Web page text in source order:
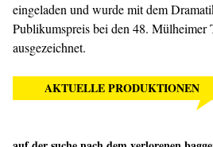
eingeladen und wurde mit dem
Publikumspreis bei den 48. Mülheimer
ausgezeichnet.
AKTUELLE PRODUKTIONEN